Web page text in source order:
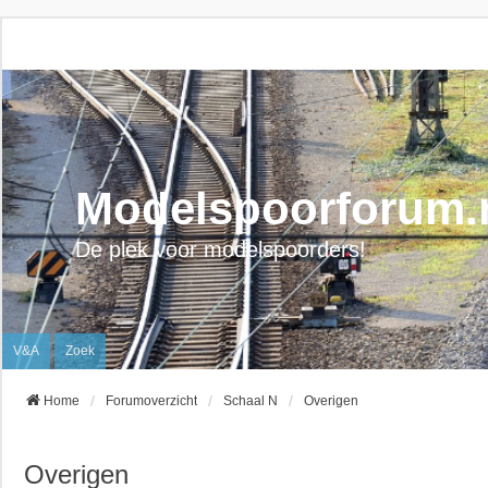
De plek voor modelspoorders!
V&A Zoek
Home Forumoverzicht Schaal N Overigen
Overigen